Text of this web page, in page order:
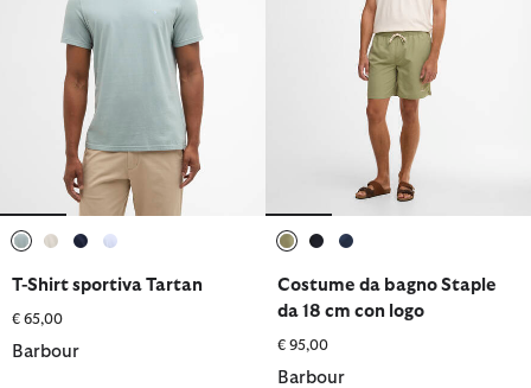
T-Shirt sportiva Tartan
€ 65,00
Barbour
Costume da bagno Staple
da 18 cm con logo
€ 95,00
Barbour